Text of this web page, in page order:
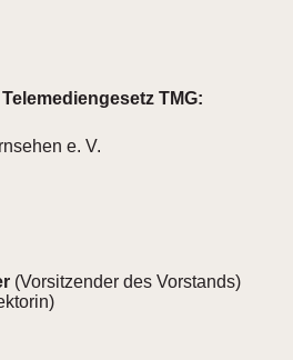
TMG:
e. V.
(Vorsitzender des Vorstands)